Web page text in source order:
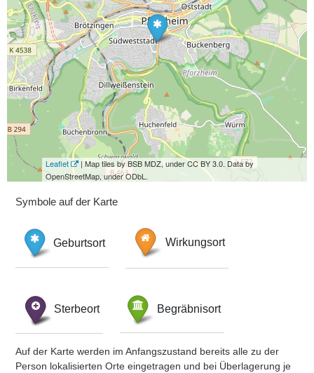
Leaflet
| Map tiles by BSB MDZ, under CC BY 3.0. Data by
OpenStreetMap, under ODbL.
Symbole auf der Karte
Geburtsort Wirkungsort
Sterbeort Begräbnisort
Auf der Karte werden im Anfangszustand bereits alle zu der
Person lokalisierten Orte eingetragen und bei Überlagerung je